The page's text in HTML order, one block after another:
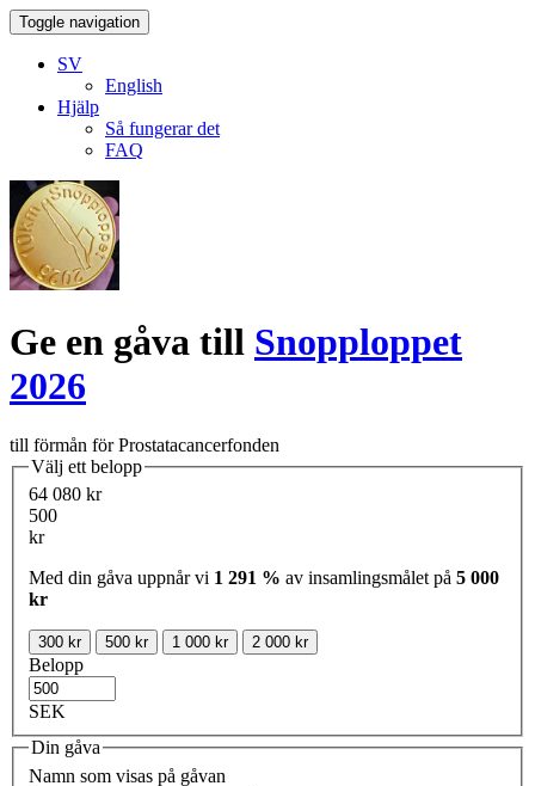
Toggle navigation
SV
English
Hjälp
Så fungerar det
FAQ
Ge en gåva till Snopploppet
2026
till förmån för Prostatacancerfonden
Välj ett belopp
64 080 kr
500
kr
Med din gåva uppnår vi 1 291 % av insamlingsmålet på 5 000
kr
300 kr 500 kr 1 000 kr 2 000 kr
Belopp
SEK
Din gåva
Namn som visas på gåvan